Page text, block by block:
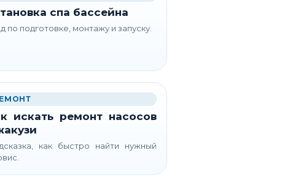
спа бассейна
по подготовке, монтажу и запуску.
искать ремонт насосов
как быстро найти нужный